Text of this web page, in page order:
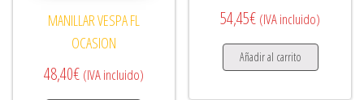
MANILLAR VESPA FL
OCASION
48,40€ (IVA incluido)
54,45€ (IVA incluido)
Añadir al carrito